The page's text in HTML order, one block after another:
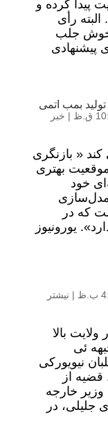
پیدا کرده و
رأی
خوش جلب
پیشنهادی
بمب اتمی
| خبر
« بازنگری
بهتری
خود
که در
یورونیوز
| نیشتر
بالا
ئی
نیویورکی
قضیه از
خارجه
جلیلی، در